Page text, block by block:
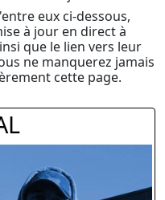
eux ci-dessous,
à jour en direct à
que le lien vers leur
ne manquerez jamais
cette page.